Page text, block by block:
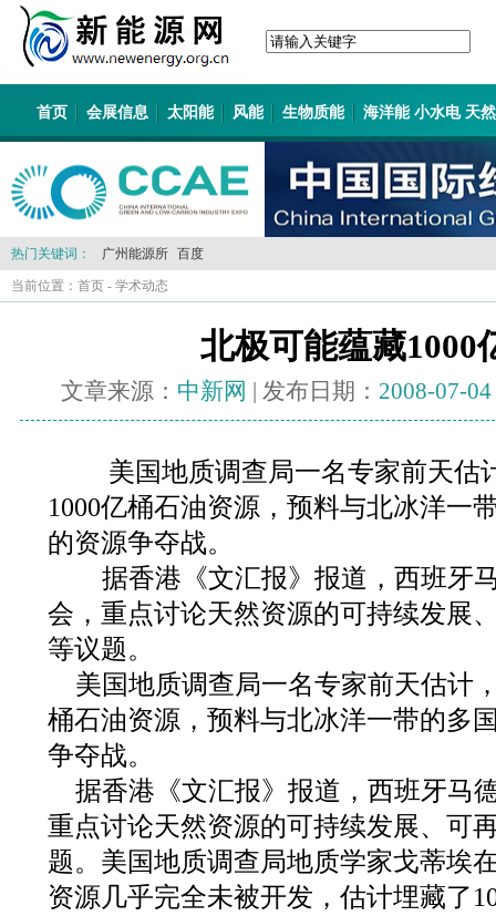
首页 会展信息 太阳能 风能 生物质能 海洋能 小水电 天
热门关键词： 广州能源所 百度
当前位置： 首页 - 学术动态
北极可能蕴藏1000
文章来源： 中新网 | 发布日期： 2008-07-04
美国地质调查局一名专家前天估
1000亿桶石油资源，预料与北冰洋一
的资源争夺战。
据香港《文汇报》报道，西班牙
会，重点讨论天然资源的可持续发展
等议题。
美国地质调查局一名专家前天估计
桶石油资源，预料与北冰洋一带的多
争夺战。
据香港《文汇报》报道，西班牙马
重点讨论天然资源的可持续发展、可
题。美国地质调查局地质学家戈蒂埃
资源几乎完全未被开发，估计埋藏了